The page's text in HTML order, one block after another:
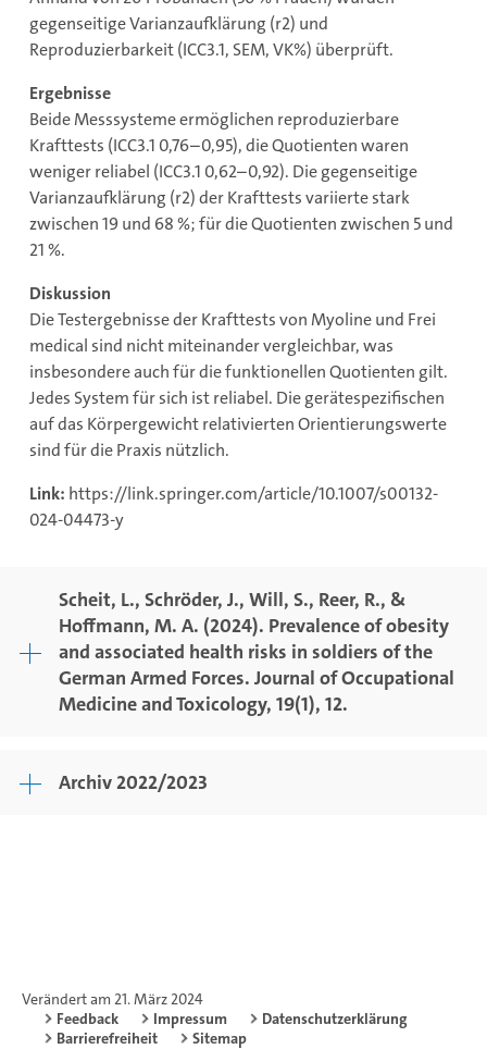
gegenseitige Varianzaufklärung (r2) und
Reproduzierbarkeit (ICC3.1, SEM, VK%) überprüft.
Ergebnisse
Beide Messsysteme ermöglichen reproduzierbare
Krafttests (ICC3.1 0,76–0,95), die Quotienten waren
weniger reliabel (ICC3.1 0,62–0,92). Die gegenseitige
Varianzaufklärung (r2) der Krafttests variierte stark
zwischen 19 und 68 %; für die Quotienten zwischen 5 und
21 %.
Diskussion
Die Testergebnisse der Krafttests von Myoline und Frei
medical sind nicht miteinander vergleichbar, was
insbesondere auch für die funktionellen Quotienten gilt.
Jedes System für sich ist reliabel. Die gerätespezifischen
auf das Körpergewicht relativierten Orientierungswerte
sind für die Praxis nützlich.
Link: https://link.springer.com/article/10.1007/s00132-
024-04473-y
Scheit, L., Schröder, J., Will, S., Reer, R., &
Hoffmann, M. A. (2024). Prevalence of obesity
and associated health risks in soldiers of the
German Armed Forces. Journal of Occupational
Medicine and Toxicology, 19(1), 12.
Archiv 2022/2023
Verändert am 21. März 2024
Feedback
Impressum
Datenschutzerklärung
Barrierefreiheit
Sitemap